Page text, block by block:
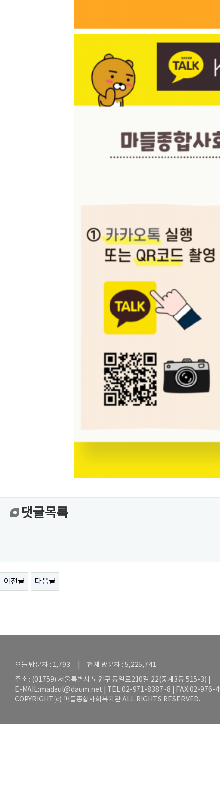
댓글목록
이전글 다음글
오늘 방문자 : 1,793 | 전체 방문자 : 5,225,741
주소 : (01759) 서울특별시 노원구 동일로210길 22(중계3동 515-3) |
E-MAIL:madeul@daum.net | TEL:02-971-8387~8 | FAX:02-976-
COPYRIGHT(c) 마들종합사회복지관 ALL RIGHTS RESERVED.